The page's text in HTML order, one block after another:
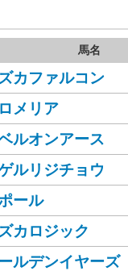
馬名
カファルコン
メリア
ルオンアース
ルリジチョウ
ール
カロジック
ルデンイヤーズ